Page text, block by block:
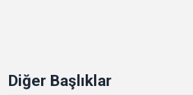
Diğer Başlıklar